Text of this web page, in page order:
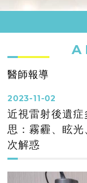
醫師報導
2023-11-02
近視雷射後遺
思：霧霾、眩
次解惑